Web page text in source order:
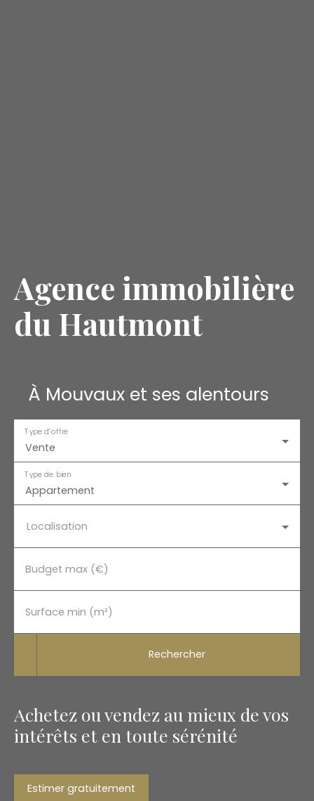
Agence immobilière
du Hautmont
À Mouvaux et ses alentours
Vente
Type d'offre
Appartement
Type de bien
Localisation
Budget max (€)
Surface min (m²)
Rechercher
Achetez ou vendez au mieux de vos
intérêts et en toute sérénité
Estimer gratuitement